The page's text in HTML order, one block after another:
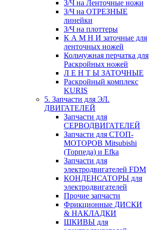
З/Ч на Ленточные ножи
З/Ч на ОТРЕЗНЫЕ
линейки
З/Ч на плоттеры
К А М Н И заточные для
ленточных ножей
Кольчужная перчатка для
Раскройных ножей
Л Е Н Т Ы ЗАТОЧНЫЕ
Раскройный комплекс
KURIS
5. Запчасти для ЭЛ.
ДВИГАТЕЛЕЙ
Запчасти для
СЕРВОДВИГАТЕЛЕЙ
Запчасти для СТОП-
МОТОРОВ Mitsubishi
(Торпеда) и Efka
Запчасти для
электродвигателей FDM
КОНДЕНСАТОРЫ для
электродвигателей
Прочие запчасти
Фрикционные ДИСКИ
& НАКЛАДКИ
ШКИВЫ для